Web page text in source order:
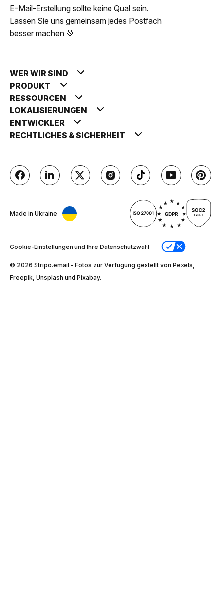
E-Mail-Erstellung sollte keine Qual sein.
Lassen Sie uns gemeinsam jedes Postfach
besser machen 💚
WER WIR SIND
PRODUKT
RESSOURCEN
LOKALISIERUNGEN
ENTWICKLER
RECHTLICHES & SICHERHEIT
Made in Ukraine
Cookie-Einstellungen und Ihre Datenschutzwahl
© 2026 Stripо.email - Fotos zur Verfügung gestellt von Pexels,
Freepik, Unsplash und Pixabay.